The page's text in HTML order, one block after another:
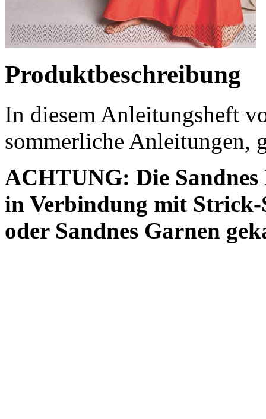
Produktbeschreibung
In diesem Anleitungsheft
sommerliche Anleitungen,
ACHTUNG: Die
in Verbindung mit Strick-
oder Sandnes Garnen